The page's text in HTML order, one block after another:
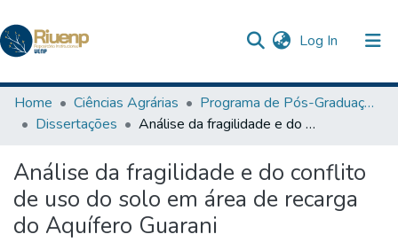
Log In (current)
Communities & Collections
Browse DSpace
Statistics
Home Ciências Agrárias
Programa de Pós-Graduação em Agronomia
Dissertações
Análise da fragilidade e do conflito de uso do solo em área de recarga do Aquífero Guarani
Análise da fragilidade e do conflito
de uso do solo em área de recarga
do Aquífero Guarani